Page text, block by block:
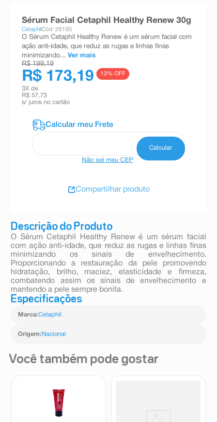
Descrição do Produto
O Sérum Cetaphil Healthy Renew é um sérum facial
com ação anti-idade, que reduz as rugas e linhas finas
minimizando os sinais de envelhecimento.
Proporcionando a restauração da pele promovendo
hidratação, brilho, maciez, elasticidade e firmeza,
combatendo assim os sinais de envelhecimento e
mantendo a pele sempre bonita.
Especificações
Marca:Cetaphil
Origem: Nacional
Sérum Facial Cetaphil Healthy Renew 30g
CetaphilCód: 28195
O Sérum Cetaphil Healthy Renew é um sérum facial com
ação anti-idade, que reduz as rugas e linhas finas
minimizando... Ver mais
R$ 199,19
R$ 173,19 13% OFF
3X de
R$ 57,73
s/ juros no cartão
Não sei meu CEP
Compartilhar produto
Você também pode gostar
esmalte
10ºabsorvente